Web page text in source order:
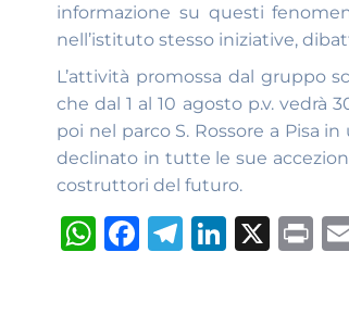
informazione su questi
nell’istituto stesso iniziative,
L’attività promossa dal gruppo
che dal 1 al 10 agosto p.v.
poi nel parco S. Rossore a Pisa
declinato in tutte le sue
costruttori del futuro.
W F
T
Li X
P